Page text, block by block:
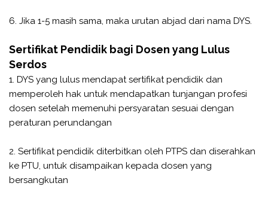
6. Jika 1-5 masih sama, maka urutan abjad dari nama DYS.
Sertifikat Pendidik bagi Dosen yang Lulus
Serdos
1. DYS yang lulus mendapat sertifikat pendidik dan
memperoleh hak untuk mendapatkan tunjangan profesi
dosen setelah memenuhi persyaratan sesuai dengan
peraturan perundangan
2. Sertifikat pendidik diterbitkan oleh PTPS dan diserahkan
ke PTU, untuk disampaikan kepada dosen yang
bersangkutan